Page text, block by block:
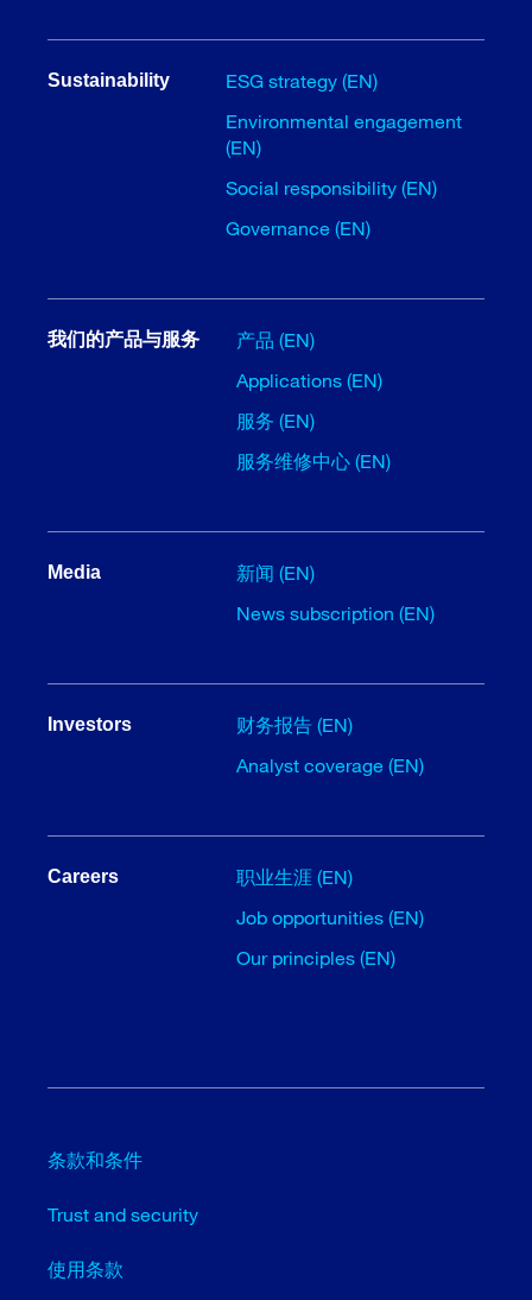
Sustainability
ESG strategy (EN)
Environmental engagement
(EN)
Social responsibility (EN)
Governance (EN)
我们的产品与服务
产品 (EN)
Applications (EN)
服务 (EN)
服务维修中心 (EN)
Media
新闻 (EN)
News subscription (EN)
Investors
财务报告 (EN)
Analyst coverage (EN)
Careers
职业生涯 (EN)
Job opportunities (EN)
Our principles (EN)
条款和条件
Trust and security
使用条款